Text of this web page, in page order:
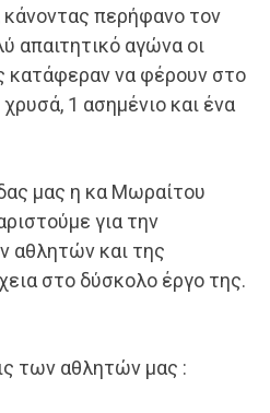
περήφανο τον
απαιτητικό αγώνα οι
κατάφεραν να φέρουν στο
1 ασημένιο και ένα
μας η κα Μωραίτου
για την
αθλητών και της
στο δύσκολο έργο της.
των αθλητών μας :